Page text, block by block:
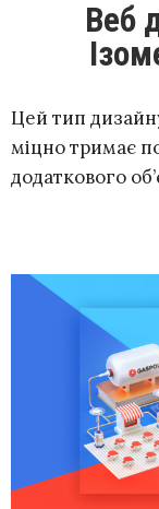
Веб дизайн, тренд №4
Цей тип
міцно тримає
додаткового